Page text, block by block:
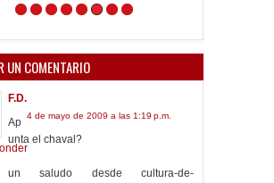
UN COMENTARIO
F.D.
4 de mayo de 2009 a las 1:19 p.m.
Ap
unta el chaval?
un saludo desde cultura-de-